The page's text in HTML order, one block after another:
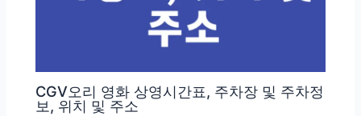
CGV오리 영화 상영시간표, 주차장 및 주차정
보, 위치 및 주소